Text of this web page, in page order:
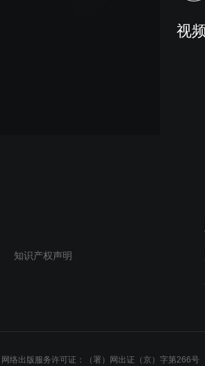
视
知识产权声明
网络出版服务许可证：（署）网出证（京）字第266号